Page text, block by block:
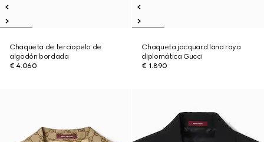
Chaqueta de terciopelo de
algodón bordada
€ 4.060
Chaqueta jacquard lana raya
diplomática Gucci
€ 1.890